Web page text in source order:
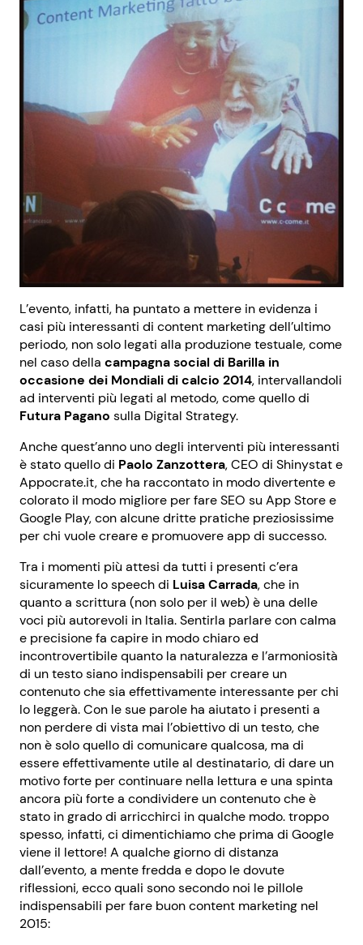
L’evento, infatti, ha puntato a mettere in evidenza i
casi più interessanti di content marketing dell’ultimo
periodo, non solo legati alla produzione testuale, come
nel caso della campagna social di Barilla in
occasione dei Mondiali di calcio 2014, intervallandoli
ad interventi più legati al metodo, come quello di
Futura Pagano sulla Digital Strategy.
Anche quest’anno uno degli interventi più interessanti
è stato quello di Paolo Zanzottera, CEO di Shinystat e
Appocrate.it, che ha raccontato in modo divertente e
colorato il modo migliore per fare SEO su App Store e
Google Play, con alcune dritte pratiche preziosissime
per chi vuole creare e promuovere app di successo.
Tra i momenti più attesi da tutti i presenti c’era
sicuramente lo speech di Luisa Carrada, che in
quanto a scrittura (non solo per il web) è una delle
voci più autorevoli in Italia. Sentirla parlare con calma
e precisione fa capire in modo chiaro ed
incontrovertibile quanto la naturalezza e l’armoniosità
di un testo siano indispensabili per creare un
contenuto che sia effettivamente interessante per chi
lo leggerà. Con le sue parole ha aiutato i presenti a
non perdere di vista mai l’obiettivo di un testo, che
non è solo quello di comunicare qualcosa, ma di
essere effettivamente utile al destinatario, di dare un
motivo forte per continuare nella lettura e una spinta
ancora più forte a condividere un contenuto che è
stato in grado di arricchirci in qualche modo. troppo
spesso, infatti, ci dimentichiamo che prima di Google
viene il lettore! A qualche giorno di distanza
dall’evento, a mente fredda e dopo le dovute
riflessioni, ecco quali sono secondo noi le pillole
indispensabili per fare buon content marketing nel
2015: